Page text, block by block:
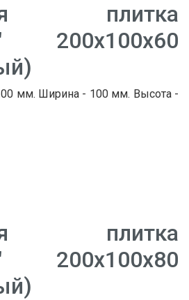
плитка
200х100х60
мм. Ширина - 100 мм. Высота -
плитка
200х100х80